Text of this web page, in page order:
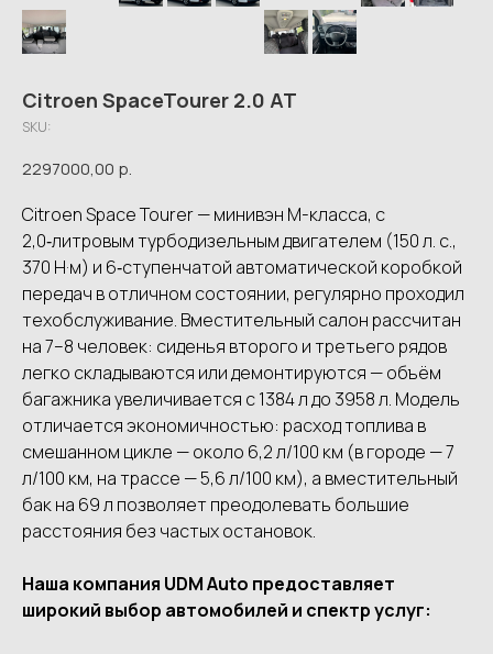
Citroen SpaceTourer 2.0 AT
SKU:
2297000,00 р.
Citroen Space Tourer — минивэн M-класса, с
2,0‑литровым турбодизельным двигателем (150 л. с.,
370 Н·м) и 6‑ступенчатой автоматической коробкой
передач в отличном состоянии, регулярно проходил
техобслуживание. Вместительный салон рассчитан
на 7–8 человек: сиденья второго и третьего рядов
легко складываются или демонтируются — объём
багажника увеличивается с 1384 л до 3958 л. Модель
отличается экономичностью: расход топлива в
смешанном цикле — около 6,2 л/100 км (в городе — 7
л/100 км, на трассе — 5,6 л/100 км), а вместительный
бак на 69 л позволяет преодолевать большие
расстояния без частых остановок.
Наша компания UDМ Аutо предоставляет
широкий выбор автомобилей и спектр услуг: